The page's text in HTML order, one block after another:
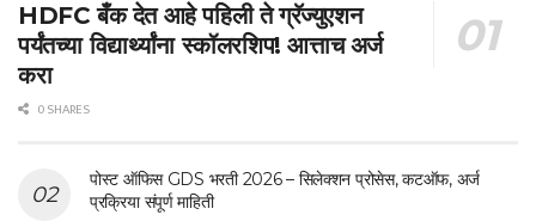
HDFC बँक देत आहे पहिली ते ग्रॅज्युएशन
पर्यंतच्या विद्यार्थ्यांना स्कॉलरशिप! आत्ताच अर्ज
करा
0 SHARES
पोस्ट ऑफिस GDS भरती 2026 – सिलेक्शन प्रोसेस, कटऑफ, अर्ज
प्रक्रिया संपूर्ण माहिती